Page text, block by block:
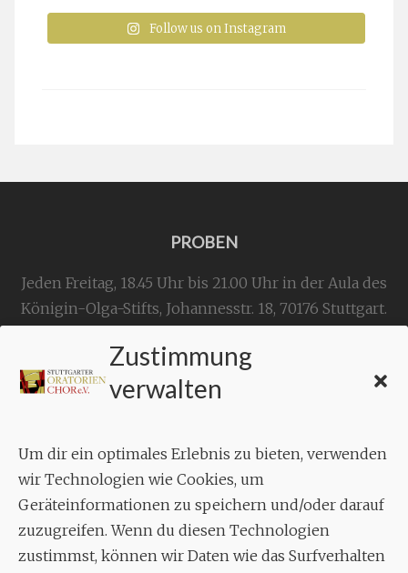
Zustimmung
verwalten
Um dir ein optimales Erlebnis zu bieten, verwenden
wir Technologien wie Cookies, um
Geräteinformationen zu speichern und/oder darauf
zuzugreifen. Wenn du diesen Technologien
zustimmst, können wir Daten wie das Surfverhalten
Follow us on Instagram
PROBEN
Jeden Freitag, 18.45 Uhr bis 21.00 Uhr in der Aula des
Königin-Olga-Stifts, Johannesstr. 18, 70176 Stuttgart.
KONTAKT
Geschäftsstelle:
Aixheimer Str. 18
70619 Stuttgart
MUSIK